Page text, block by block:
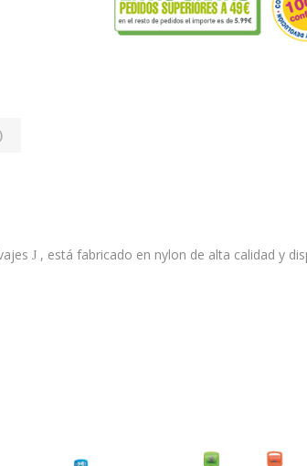
J , está fabricado en nylon de alta calidad y